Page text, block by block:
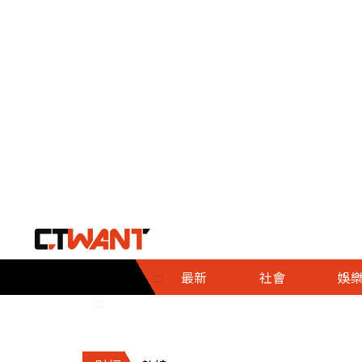
::: 最新 社會
社會首頁
時事
調查
娛樂
娛樂首頁
即時
財經首頁
熱線
政